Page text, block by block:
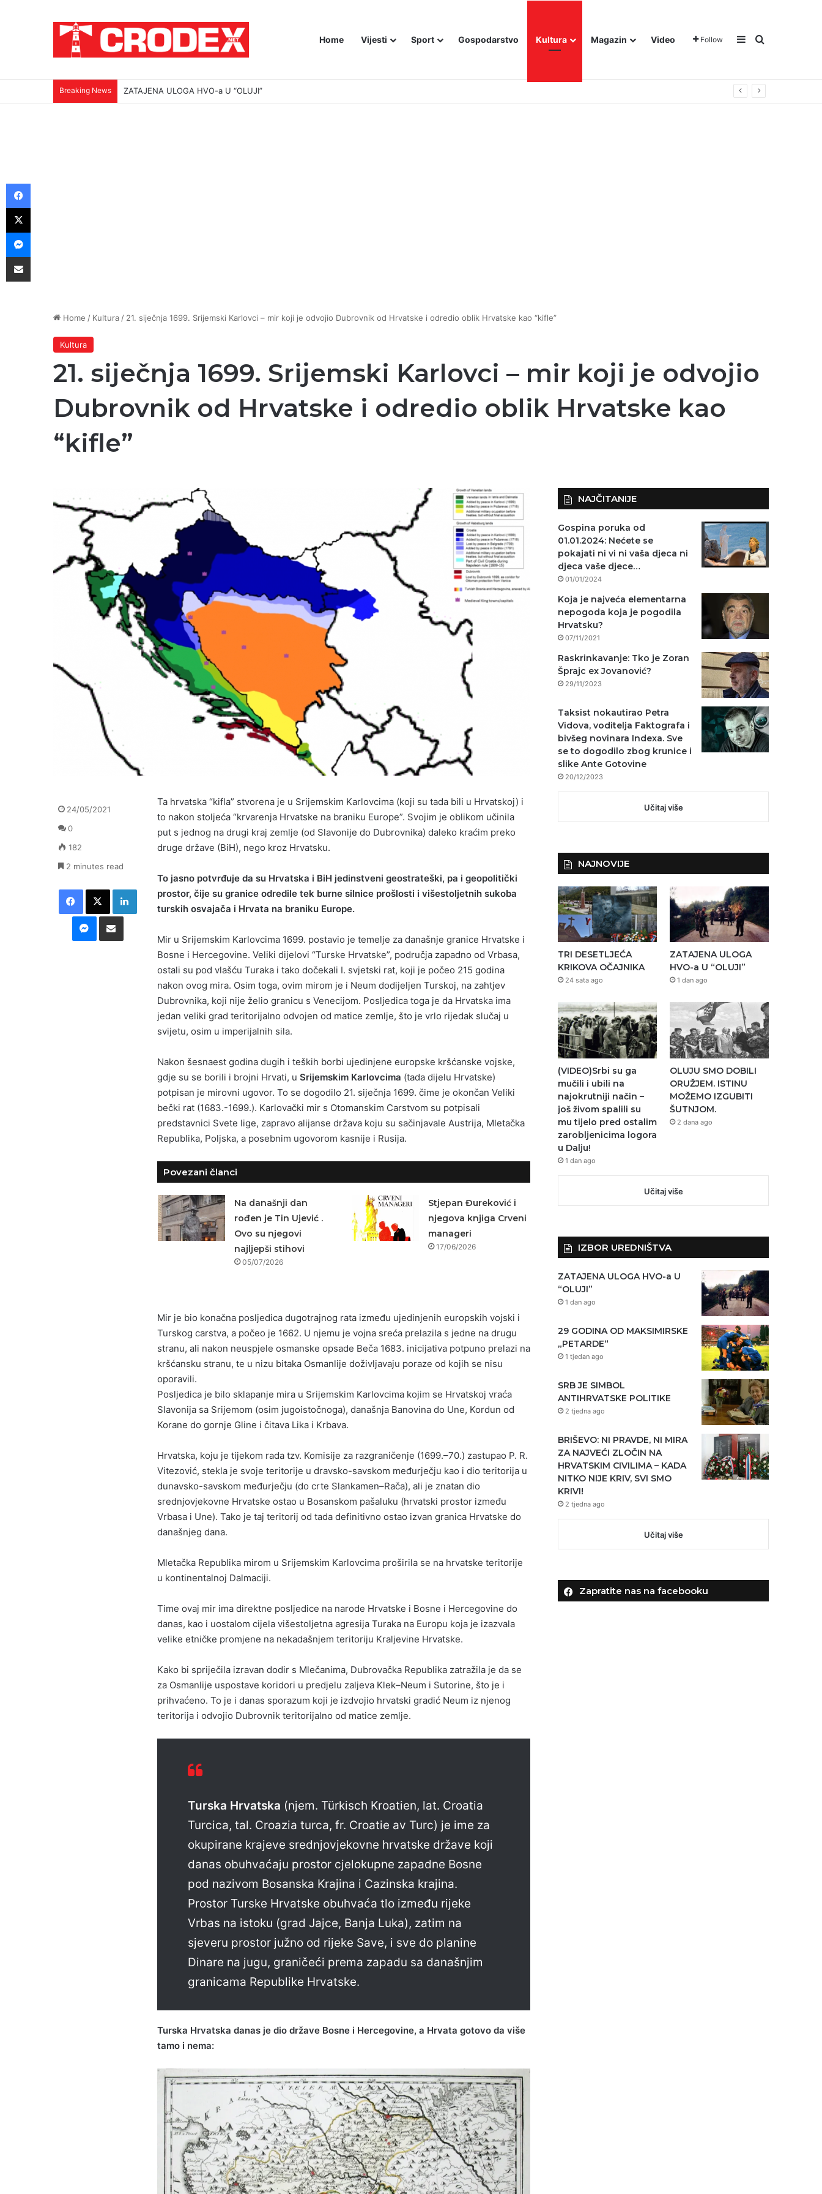
Home Vijesti Sport Gospodarstvo Kultura Magazin Video Follow Sidebar
Traži
Breaking News ZATAJENA ULOGA HVO-a U “OLUJI”
Home / Kultura / 21. siječnja 1699. Srijemski Karlovci – mir koji je odvojio Dubrovnik od Hrvatske i odredio oblik Hrvatske kao “kifle”
Kultura
21. siječnja 1699. Srijemski Karlovci – mir koji je odvojio
Dubrovnik od Hrvatske i odredio oblik Hrvatske kao
“kifle”
Ta hrvatska “kifla” stvorena je u Srijemskim Karlovcima (koji su tada bili u Hrvatskoj) i
to nakon stoljeća “krvarenja Hrvatske na braniku Europe”. Svojim je oblikom učinila
put s jednog na drugi kraj zemlje (od Slavonije do Dubrovnika) daleko kraćim preko
druge države (BiH), nego kroz Hrvatsku.
To jasno potvrđuje da su Hrvatska i BiH jedinstveni geostrateški, pa i geopolitički
prostor, čije su granice odredile tek burne silnice prošlosti i višestoljetnih sukoba
turskih osvajača i Hrvata na braniku Europe.
Mir u Srijemskim Karlovcima 1699. postavio je temelje za današnje granice Hrvatske i
Bosne i Hercegovine. Veliki dijelovi “Turske Hrvatske”, područja zapadno od Vrbasa,
ostali su pod vlašću Turaka i tako dočekali I. svjetski rat, koji je počeo 215 godina
nakon ovog mira. Osim toga, ovim mirom je i Neum dodijeljen Turskoj, na zahtjev
Dubrovnika, koji nije želio granicu s Venecijom. Posljedica toga je da Hrvatska ima
jedan veliki grad teritorijalno odvojen od matice zemlje, što je vrlo rijedak slučaj u
svijetu, osim u imperijalnih sila.
Nakon šesnaest godina dugih i teških borbi ujedinjene europske kršćanske vojske,
gdje su se borili i brojni Hrvati, u Srijemskim Karlovcima (tada dijelu Hrvatske)
potpisan je mirovni ugovor. To se dogodilo 21. siječnja 1699. čime je okončan Veliki
bečki rat (1683.-1699.). Karlovački mir s Otomanskim Carstvom su potpisali
predstavnici Svete lige, zapravo alijanse država koju su sačinjavale Austrija, Mletačka
Republika, Poljska, a posebnim ugovorom kasnije i Rusija.
Povezani članci
Na današnji dan
rođen je Tin Ujević .
Ovo su njegovi
najljepši stihovi
05/07/2026
Stjepan Đureković i
njegova knjiga Crveni
manageri
17/06/2026
Mir je bio konačna posljedica dugotrajnog rata između ujedinjenih europskih vojski i
Turskog carstva, a počeo je 1662. U njemu je vojna sreća prelazila s jedne na drugu
stranu, ali nakon neuspjele osmanske opsade Beča 1683. inicijativa potpuno prelazi na
kršćansku stranu, te u nizu bitaka Osmanlije doživljavaju poraze od kojih se nisu
oporavili.
Posljedica je bilo sklapanje mira u Srijemskim Karlovcima kojim se Hrvatskoj vraća
Slavonija sa Srijemom (osim jugoistočnoga), današnja Banovina do Une, Kordun od
Korane do gornje Gline i čitava Lika i Krbava.
Hrvatska, koju je tijekom rada tzv. Komisije za razgraničenje (1699.–70.) zastupao P. R.
Vitezović, stekla je svoje teritorije u dravsko-savskom međurječju kao i dio teritorija u
dunavsko-savskom međurječju (do crte Slankamen–Rača), ali je znatan dio
srednjovjekovne Hrvatske ostao u Bosanskom pašaluku (hrvatski prostor između
Vrbasa i Une). Tako je taj teritorij od tada definitivno ostao izvan granica Hrvatske do
današnjeg dana.
Mletačka Republika mirom u Srijemskim Karlovcima proširila se na hrvatske teritorije
u kontinentalnoj Dalmaciji.
Time ovaj mir ima direktne posljedice na narode Hrvatske i Bosne i Hercegovine do
danas, kao i uostalom cijela višestoljetna agresija Turaka na Europu koja je izazvala
velike etničke promjene na nekadašnjem teritoriju Kraljevine Hrvatske.
Kako bi spriječila izravan dodir s Mlečanima, Dubrovačka Republika zatražila je da se
za Osmanlije uspostave koridori u predjelu zaljeva Klek–Neum i Sutorine, što je i
prihvaćeno. To je i danas sporazum koji je izdvojio hrvatski gradić Neum iz njenog
teritorija i odvojio Dubrovnik teritorijalno od matice zemlje.
Turska Hrvatska (njem. Türkisch Kroatien, lat. Croatia
Turcica, tal. Croazia turca, fr. Croatie av Turc) je ime za
okupirane krajeve srednjovjekovne hrvatske države koji
danas obuhvaćaju prostor cjelokupne zapadne Bosne
pod nazivom Bosanska Krajina i Cazinska krajina.
Prostor Turske Hrvatske obuhvaća tlo između rijeke
Vrbas na istoku (grad Jajce, Banja Luka), zatim na
sjeveru prostor južno od rijeke Save, i sve do planine
Dinare na jugu, graničeći prema zapadu sa današnjim
granicama Republike Hrvatske.
Turska Hrvatska danas je dio države Bosne i Hercegovine, a Hrvata gotovo da više
tamo i nema:
24/05/2021
0
182
2 minutes read
Facebook
X LinkedIn
Messenger
Podijeli putem E-maila
NAJČITANIJE
Gospina poruka od
01.01.2024: Nećete se
pokajati ni vi ni vaša djeca ni
djeca vaše djece…
01/01/2024
Koja je najveća elementarna
nepogoda koja je pogodila
Hrvatsku?
07/11/2021
Raskrinkavanje: Tko je Zoran
Šprajc ex Jovanović?
29/11/2023
Taksist nokautirao Petra
Vidova, voditelja Faktografa i
bivšeg novinara Indexa. Sve
se to dogodilo zbog krunice i
slike Ante Gotovine
20/12/2023
Učitaj više
NAJNOVIJE
TRI DESETLJEĆA
KRIKOVA OČAJNIKA
24 sata ago
ZATAJENA ULOGA
HVO-a U “OLUJI”
1 dan ago
(VIDEO)Srbi su ga
mučili i ubili na
najokrutniji način –
još živom spalili su
mu tijelo pred ostalim
zarobljenicima logora
u Dalju!
1 dan ago
OLUJU SMO DOBILI
ORUŽJEM. ISTINU
MOŽEMO IZGUBITI
ŠUTNJOM.
2 dana ago
Učitaj više
IZBOR UREDNIŠTVA
ZATAJENA ULOGA HVO-a U
“OLUJI”
1 dan ago
29 GODINA OD MAKSIMIRSKE
„PETARDE“
1 tjedan ago
SRB JE SIMBOL
ANTIHRVATSKE POLITIKE
2 tjedna ago
BRIŠEVO: NI PRAVDE, NI MIRA
ZA NAJVEĆI ZLOČIN NA
HRVATSKIM CIVILIMA – KADA
NITKO NIJE KRIV, SVI SMO
KRIVI!
2 tjedna ago
Učitaj više
Zapratite nas na facebooku
Facebook
X
Messenger
Podijeli putem E-maila